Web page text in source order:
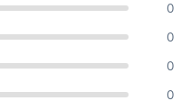
0
0
0
0